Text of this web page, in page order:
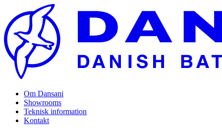
Om Dansani
Showrooms
Teknisk information
Kontakt